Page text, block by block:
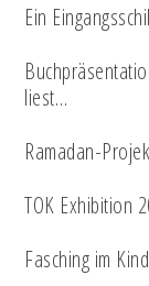
Ein
liest…
Ramadan-
TOK Exhibition
Fasching im